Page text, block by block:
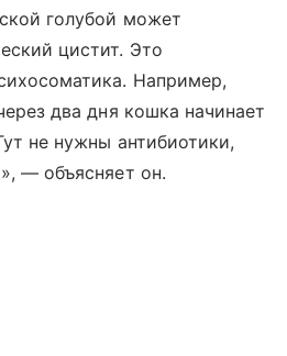
голубой может
цистит. Это
Например,
два дня кошка начинает
не нужны антибиотики,
— объясняет он.